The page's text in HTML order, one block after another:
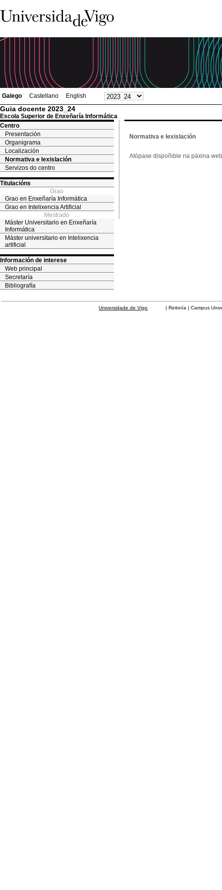
Galego Castellano English
Guia docente 2023_24
Escola Superior de Enxeñaría Informática
Centro
Presentación
Organigrama
Localización
Normativa e lexislación
Servizos do centro
Titulacións
Grao
Grao en Enxeñaría Informática
Grao en Intelixencia Artificial
Mestrado
Máster Universitario en Enxeñaría
Informática
Máster universitario en Intelixencia
artificial
Información de interese
Web principal
Secretaría
Bibliografía
Normativa e lexislación
Atópase dispoñible na páxina
Universidade de Vigo | Reitoría | Campus